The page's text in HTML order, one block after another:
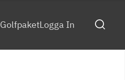
GolfpaketLogga In